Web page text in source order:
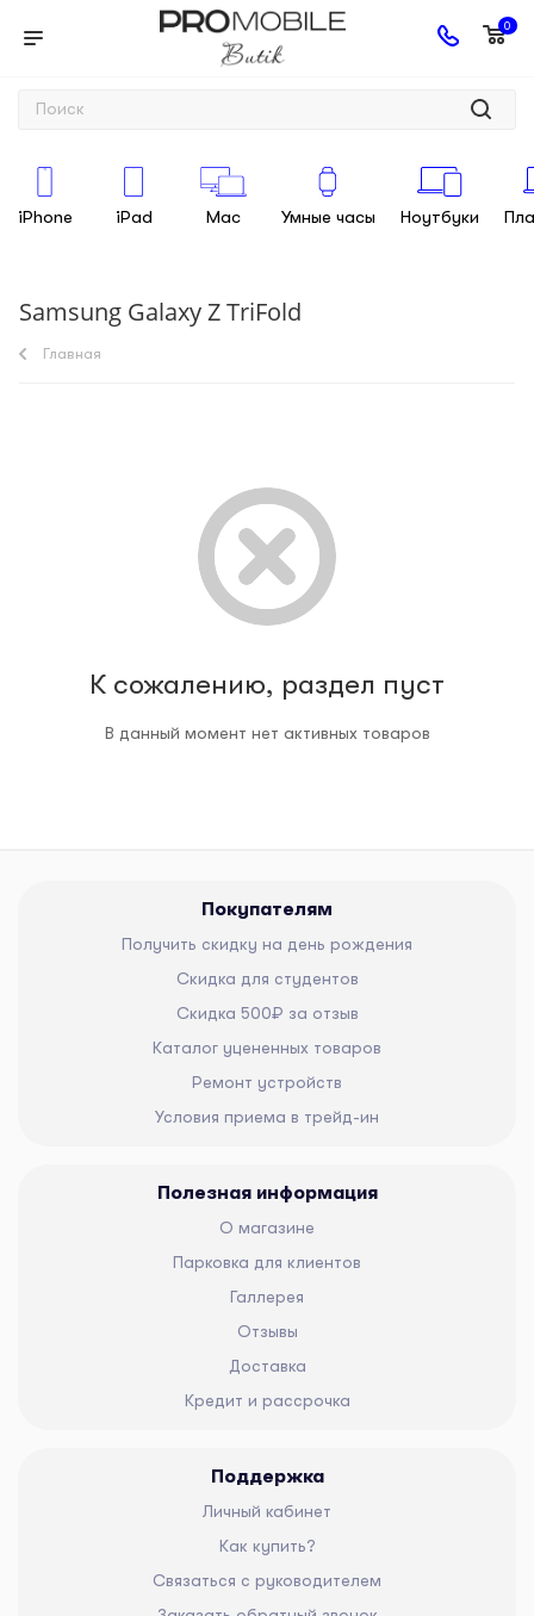
0
iPhone iPad Mac Умные часы Ноутбуки
Samsung Galaxy Z TriFold
Главная
К сожалению, раздел пуст
В данный момент нет активных товаров
Покупателям
Получить скидку на день рождения
Скидка для студентов
Скидка 500₽ за отзыв
Каталог уцененных товаров
Ремонт устройств
Условия приема в трейд-ин
Полезная информация
О магазине
Парковка для клиентов
Галлерея
Отзывы
Доставка
Кредит и рассрочка
Поддержка
Личный кабинет
Как купить?
Связаться с руководителем